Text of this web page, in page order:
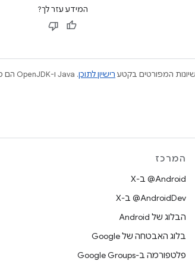
המידע עזר לך?
המפורטים בקטע רישיון לתוכן
המרכז
‫‎@Android ב-X
‫‎@AndroidDev ב-X
הבלוג של Android
בלוג האבטחה של Google
פלטפורמה ב-Google Groups